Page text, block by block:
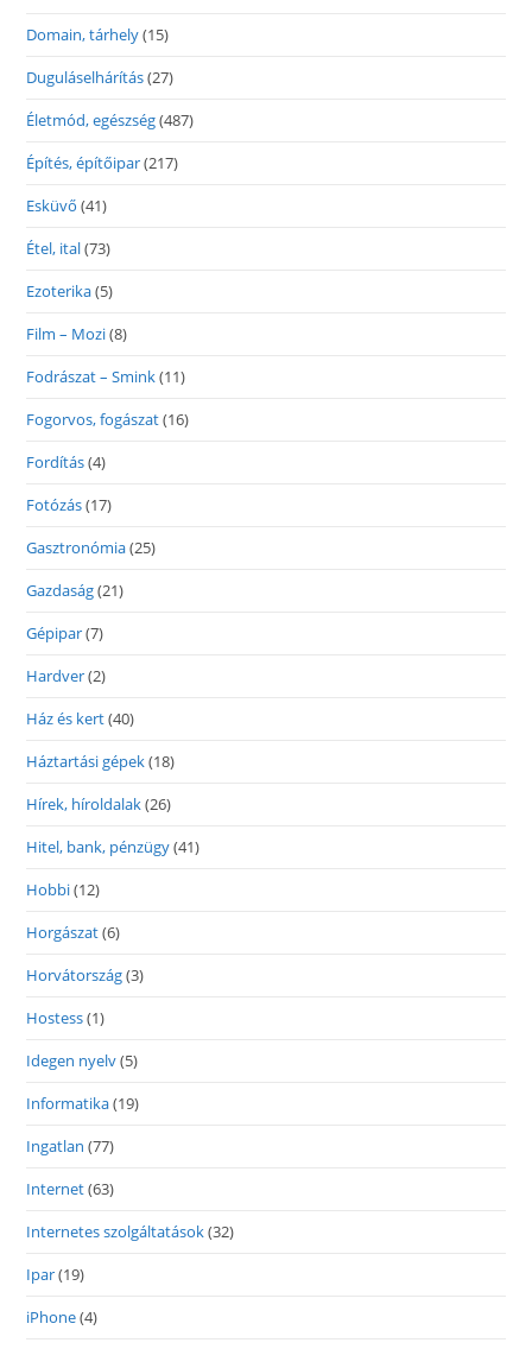
Domain, tárhely(15)
Duguláselhárítás(27)
Életmód, egészség(487)
Építés, építőipar(217)
Esküvő (41)
Étel, ital(73)
Ezoterika(5)
Film – Mozi(8)
Fodrászat – Smink(11)
Fogorvos, fogászat(16)
Fordítás(4)
Fotózás(17)
Gasztronómia(25)
Gazdaság(21)
Gépipar(7)
Hardver(2)
Ház és kert(40)
Háztartási gépek(18)
Hírek, híroldalak(26)
Hitel, bank, pénzügy(41)
Hobbi(12)
Horgászat(6)
Horvátország(3)
Hostess(1)
Idegen nyelv(5)
Informatika(19)
Ingatlan (77)
Internet(63)
Internetes szolgáltatások(32)
Ipar(19)
iPhone(4)